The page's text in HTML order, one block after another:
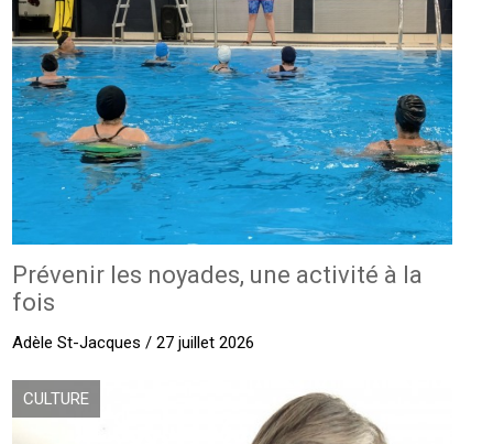
Prévenir les noyades, une activité à la
fois
Adèle St-Jacques / 27 juillet 2026
CULTURE